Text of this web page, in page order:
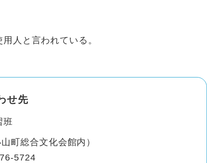
人と言われている。
せ先
班
町総合文化会館内）
5724